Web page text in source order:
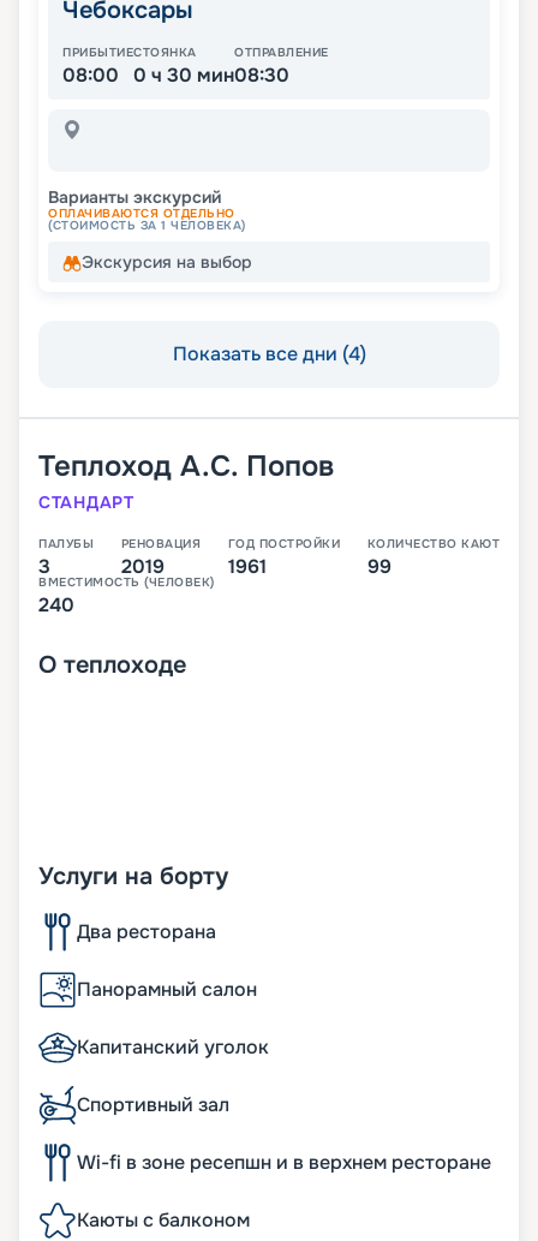
Чебоксары
ПРИБЫТИЕ
08:00
СТОЯНКА
0 ч 30 мин
ОТПРАВЛЕНИЕ
08:30
Варианты экскурсий
ОПЛАЧИВАЮТСЯ ОТДЕЛЬНО
(СТОИМОСТЬ ЗА 1 ЧЕЛОВЕКА)
Экскурсия на выбор
Показать все дни (4)
Теплоход А.С. Попов
СТАНДАРТ
ПАЛУБЫ
3
РЕНОВАЦИЯ
2019
ГОД ПОСТРОЙКИ
1961
КОЛИЧЕСТВО КАЮТ
99
ВМЕСТИМОСТЬ (ЧЕЛОВЕК)
240
О теплоходе
Услуги на борту
Два ресторана
Панорамный салон
Капитанский уголок
Спортивный зал
Wi-fi в зоне ресепшн и в верхнем ресторане
Каюты с балконом